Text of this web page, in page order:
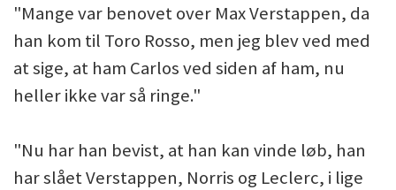
"Mange var benovet over Max Verstappen, da
han kom til Toro Rosso, men jeg blev ved med
at sige, at ham Carlos ved siden af ham, nu
heller ikke var så ringe."
"Nu har han bevist, at han kan vinde løb, han
har slået Verstappen, Norris og Leclerc, i lige